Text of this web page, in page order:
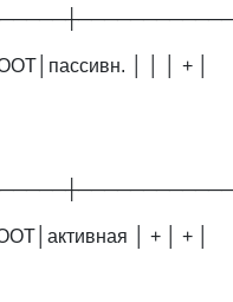
│ │ │ + │
│ + │ + │